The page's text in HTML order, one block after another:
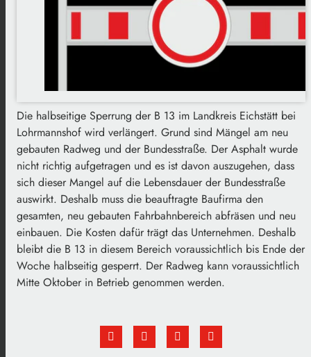
Die halbseitige Sperrung der B 13 im Landkreis Eichstätt bei
Lohrmannshof wird verlängert. Grund sind Mängel am neu
gebauten Radweg und der Bundesstraße. Der Asphalt wurde
nicht richtig aufgetragen und es ist davon auszugehen, dass
sich dieser Mangel auf die Lebensdauer der Bundesstraße
auswirkt. Deshalb muss die beauftragte Baufirma den
gesamten, neu gebauten Fahrbahnbereich abfräsen und neu
einbauen. Die Kosten dafür trägt das Unternehmen. Deshalb
bleibt die B 13 in diesem Bereich voraussichtlich bis Ende der
Woche halbseitig gesperrt. Der Radweg kann voraussichtlich
Mitte Oktober in Betrieb genommen werden.